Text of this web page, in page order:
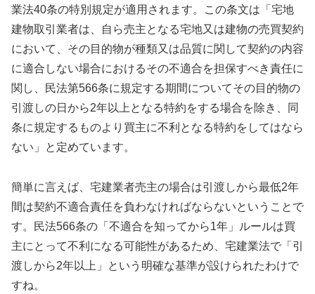
業法40条の特別規定が適用されます。この条文は「宅地
建物取引業者は、自ら売主となる宅地又は建物の売買契約
において、その目的物が種類又は品質に関して契約の内容
に適合しない場合におけるその不適合を担保すべき責任に
関し、民法第566条に規定する期間についてその目的物の
引渡しの日から2年以上となる特約をする場合を除き、同
条に規定するものより買主に不利となる特約をしてはなら
ない」と定めています。
簡単に言えば、宅建業者売主の場合は引渡しから最低2年
間は契約不適合責任を負わなければならないということで
す。民法566条の「不適合を知ってから1年」ルールは買
主にとって不利になる可能性があるため、宅建業法で「引
渡しから2年以上」という明確な基準が設けられたわけで
すね。